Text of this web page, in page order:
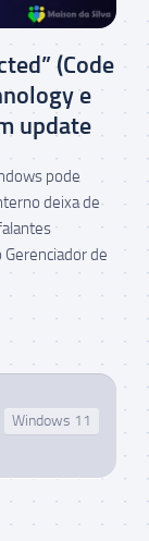
(Code
e
update
pode
deixa de
de
Windows 11